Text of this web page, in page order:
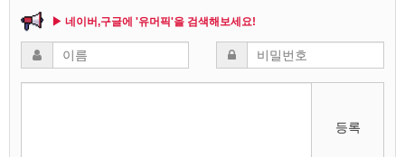
▶ 네이버,구글에 '유머픽'을 검색해보세요!
등록